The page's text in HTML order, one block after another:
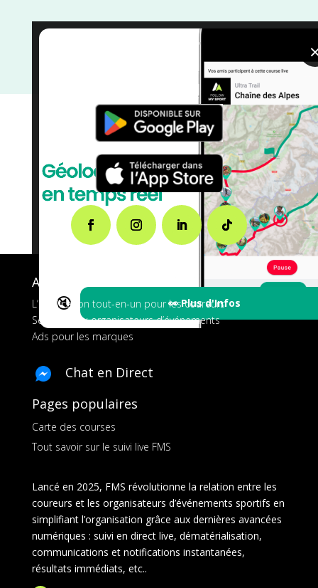
🔇 👀 Plus d'Infos
courses/Course à
A propos de FMS
L’application tout-en-un pour les coureurs
Services aux organisateurs d’événements
Ads pour les marques
Chat en Direct
Pages populaires
Carte des courses
Tout savoir sur le suivi live FMS
Lancé en 2025, FMS révolutionne la relation entre les
coureurs et les organisateurs d’événements sportifs en
simplifiant l’organisation grâce aux dernières avancées
numériques : suivi en direct live, dématérialisation,
communications et notifications instantanées,
résultats immédiats, etc..